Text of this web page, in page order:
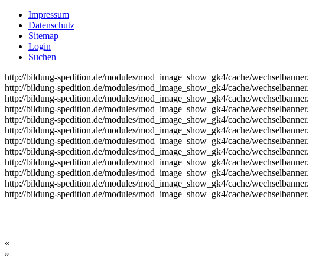
Impressum
Datenschutz
Sitemap
Login
Suchen
http://bildung-spedition.de/modules/mod_image_show_gk4/cache/
http://bildung-spedition.de/modules/mod_image_show_gk4/cache/
http://bildung-spedition.de/modules/mod_image_show_gk4/cache/
http://bildung-spedition.de/modules/mod_image_show_gk4/cache/
http://bildung-spedition.de/modules/mod_image_show_gk4/cache/
http://bildung-spedition.de/modules/mod_image_show_gk4/cache/
http://bildung-spedition.de/modules/mod_image_show_gk4/cache/
http://bildung-spedition.de/modules/mod_image_show_gk4/cache/
http://bildung-spedition.de/modules/mod_image_show_gk4/cache/
http://bildung-spedition.de/modules/mod_image_show_gk4/cache/
http://bildung-spedition.de/modules/mod_image_show_gk4/cache/
http://bildung-spedition.de/modules/mod_image_show_gk4/cache/
«
»